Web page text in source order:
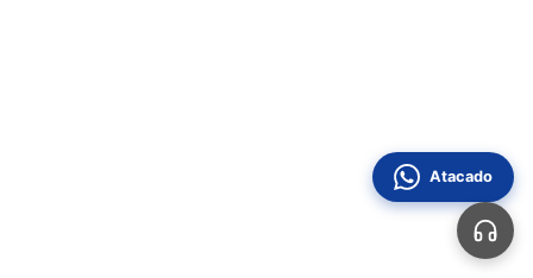
Atacado